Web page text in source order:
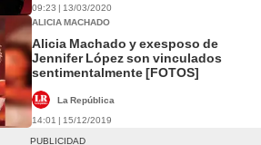
09:23 | 13/03/2020
ALICIA MACHADO
Alicia Machado y exesposo de
Jennifer López son vinculados
sentimentalmente [FOTOS]
La República
14:01 | 15/12/2019